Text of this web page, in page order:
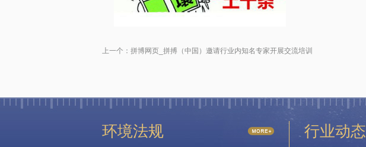
上一个： 拼博网页_拼搏（中国）邀请行业内知名专家开展交流培训
环境法规 行业动态